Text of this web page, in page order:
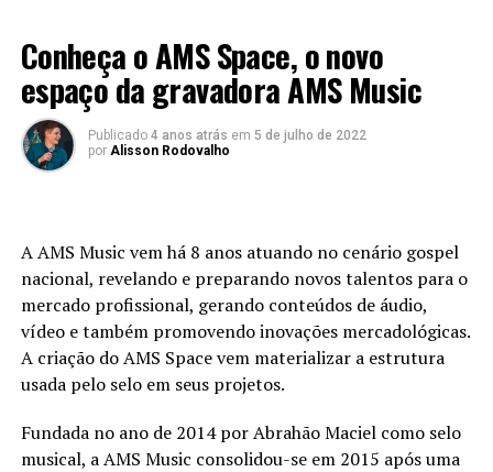
Conheça o AMS Space, o novo
espaço da gravadora AMS Music
Publicado 4 anos atrás em 5 de julho de 2022
por Alisson Rodovalho
A AMS Music vem há 8 anos atuando no cenário gospel
nacional, revelando e preparando novos talentos para o
mercado profissional, gerando conteúdos de áudio,
vídeo e também promovendo inovações mercadológicas.
A criação do AMS Space vem materializar a estrutura
usada pelo selo em seus projetos.
Fundada no ano de 2014 por Abrahão Maciel como selo
musical, a AMS Music consolidou-se em 2015 após uma